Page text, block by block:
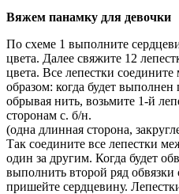
Вяжем панамку для девочки
По схеме 1 выполните
цвета. Далее свяжите 12
цвета. Все лепестки
образом: когда будет
обрывая нить, возьмите 1-й
сторонам с. б/н.
(одна длинная сторона,
Так соедините все лепестки
один за другим. Когда будет
выполнить второй ряд
пришейте сердцевину.